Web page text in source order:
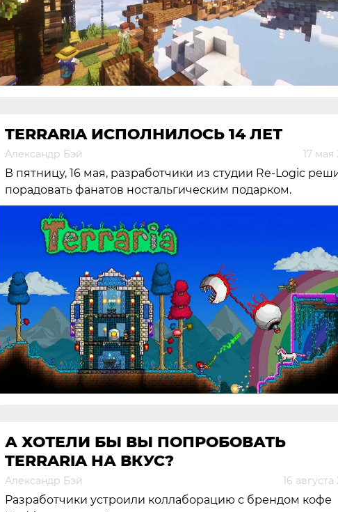
TERRARIA ИСПОЛНИЛОСЬ 14 ЛЕТ
Александр Бэй 17 мая
В пятницу, 16 мая, разработчики из студии Re-Logic
порадовать фанатов ностальгическим подарком.
А ХОТЕЛИ БЫ ВЫ ПОПРОБОВАТЬ
TERRARIA НА ВКУС?
Александр Бэй 16 августа
Разработчики устроили коллаборацию с брендом кофе